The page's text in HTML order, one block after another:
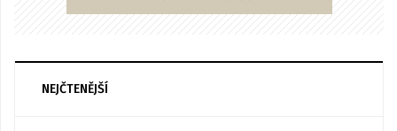
NEJČTENĚJŠÍ